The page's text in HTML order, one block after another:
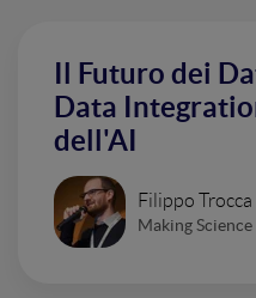
Il Futuro dei
Data
dell'AI
Filippo Trocca
Making Science